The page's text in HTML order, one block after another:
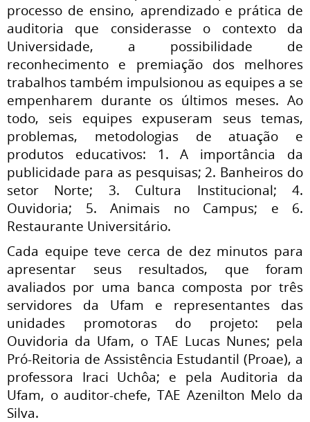
processo de ensino, aprendizado e prática de
auditoria que considerasse o contexto da
Universidade, a possibilidade de
reconhecimento e premiação dos melhores
trabalhos também impulsionou as equipes a se
empenharem durante os últimos meses. Ao
todo, seis equipes expuseram seus temas,
problemas, metodologias de atuação e
produtos educativos: 1. A importância da
publicidade para as pesquisas; 2. Banheiros do
setor Norte; 3. Cultura Institucional; 4.
Ouvidoria; 5. Animais no Campus; e 6.
Restaurante Universitário.
Cada equipe teve cerca de dez minutos para
apresentar seus resultados, que foram
avaliados por uma banca composta por três
servidores da Ufam e representantes das
unidades promotoras do projeto: pela
Ouvidoria da Ufam, o TAE Lucas Nunes; pela
Pró-Reitoria de Assistência Estudantil (Proae), a
professora Iraci Uchôa; e pela Auditoria da
Ufam, o auditor-chefe, TAE Azenilton Melo da
Silva.